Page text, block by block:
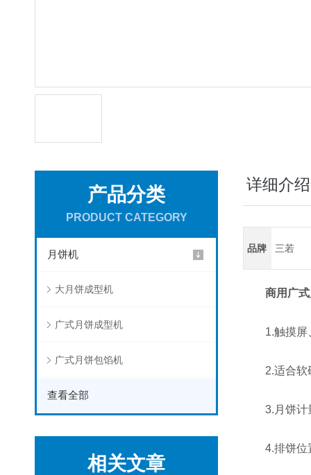
产品分类
PRODUCT CATEGORY
月饼机
大月饼成型机
广式月饼成型机
广式月饼包馅机
查看全部
相关文章
详细介绍
品牌 三若
商用广
1.触摸屏、
2.适合软硬
3.月饼计
4.排饼位